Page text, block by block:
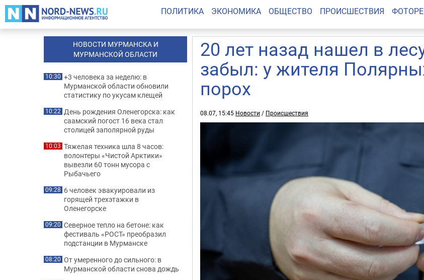
ПОЛИТИКА ЭКОНОМИКА ОБЩЕСТВО ПРОИСШЕСТВИЯ
20 лет назад нашел в
забыл: у жителя
порох
08.07, 15:45 Новости / Происшествия
НОВОСТИ МУРМАНСКА И
МУРМАНСКОЙ ОБЛАСТИ
10:30 +3 человека за неделю: в
Мурманской области обновили
статистику по укусам клещей
10:22 День рождения Оленегорска: как
саамский погост 16 века стал
столицей заполярной руды
10:03 Тяжелая техника шла 8 часов:
волонтеры «Чистой Арктики»
вывезли 60 тонн мусора с
Рыбачьего
09:28 6 человек эвакуировали из
горящей трехэтажки в
Оленегорске
09:20 Северное тепло на бетоне: как
фестиваль «РОСТ» преобразил
подстанции в Мурманске
08:20 От умеренного до сильного: в
Мурманской области снова дождь